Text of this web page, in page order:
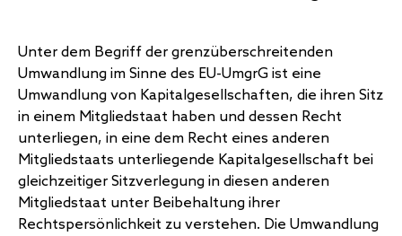
Unter dem Begriff der grenzüberschreitenden
Umwandlung im Sinne des EU-UmgrG ist eine
Umwandlung von Kapitalgesellschaften, die ihren Sitz
in einem Mitgliedstaat haben und dessen Recht
unterliegen, in eine dem Recht eines anderen
Mitgliedstaats unterliegende Kapitalgesellschaft bei
gleichzeitiger Sitzverlegung in diesen anderen
Mitgliedstaat unter Beibehaltung ihrer
Rechtspersönlichkeit zu verstehen. Die Umwandlung